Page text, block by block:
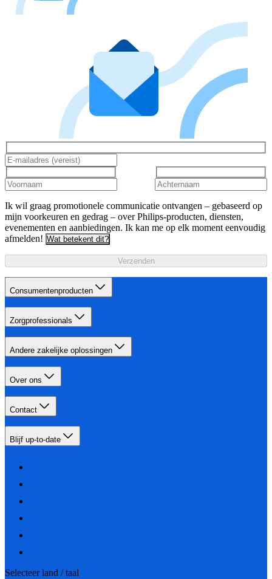
Ik wil graag promotionele communicatie ontvangen – gebaseerd op
mijn voorkeuren en gedrag – over Philips-producten, diensten,
evenementen en aanbiedingen. Ik kan me op elk moment eenvoudig
afmelden! Wat betekent dit?
Verzenden
Consumentenproducten
Zorgprofessionals
Andere zakelijke oplossingen
Over ons
Contact
Blijf up-to-date
Selecteer land / taal